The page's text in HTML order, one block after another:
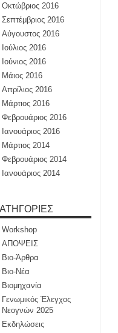
Οκτώβριος 2016
Σεπτέμβριος 2016
Αύγουστος 2016
Ιούλιος 2016
Ιούνιος 2016
Μάιος 2016
Απρίλιος 2016
Μάρτιος 2016
Φεβρουάριος 2016
Ιανουάριος 2016
Μάρτιος 2014
Φεβρουάριος 2014
Ιανουάριος 2014
Workshop
ΑΠΟΨΕΙΣ
Βιο-Άρθρα
Βιο-Νέα
Βιομηχανία
Γενωμικός Έλεγχος
Νεογνών 2025
Εκδηλώσεις